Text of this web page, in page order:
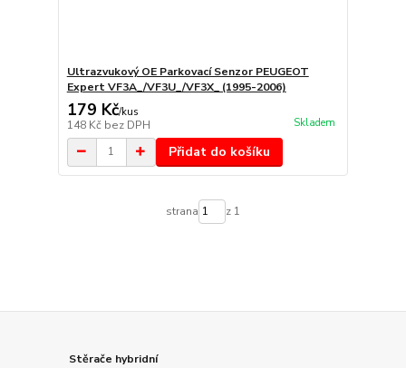
Ultrazvukový OE Parkovací Senzor PEUGEOT
Expert VF3A_/VF3U_/VF3X_ (1995-2006)
179 Kč/kus
148 Kč bez DPH Skladem
Přidat do košíku
strana z 1
Stěrače hybridní